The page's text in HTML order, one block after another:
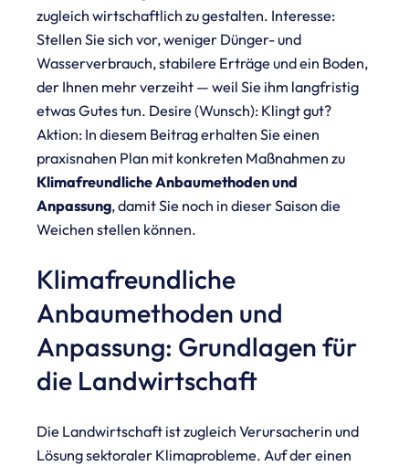
zugleich wirtschaftlich zu gestalten. Interesse:
Stellen Sie sich vor, weniger Dünger- und
Wasserverbrauch, stabilere Erträge und ein Boden,
der Ihnen mehr verzeiht — weil Sie ihm langfristig
etwas Gutes tun. Desire (Wunsch): Klingt gut?
Aktion: In diesem Beitrag erhalten Sie einen
praxisnahen Plan mit konkreten Maßnahmen zu
Klimafreundliche Anbaumethoden und
Anpassung, damit Sie noch in dieser Saison die
Weichen stellen können.
Klimafreundliche
Anbaumethoden und
Anpassung: Grundlagen für
die Landwirtschaft
Die Landwirtschaft ist zugleich Verursacherin und
Lösung sektoraler Klimaprobleme. Auf der einen